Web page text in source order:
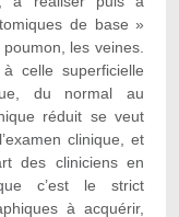
de base »
les veines.
celle superficielle
du normal au
réduit se veut
clinique, et
des cliniciens en
c’est le strict
à acquérir,